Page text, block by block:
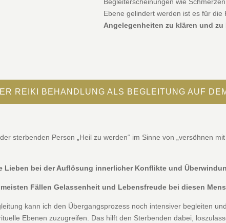
Ebene gelindert werden ist es für die
Angelegenheiten zu klären und zu
REIKI BEHANDLUNG ALS BEGLEITUNG AUF
sterbenden Person „Heil zu werden“ im Sinne von „versöhnen
Lieben bei der Auflösung innerlicher Konflikte und
Fällen Gelassenheit und Lebensfreude bei diesen
kann ich den Übergangsprozess noch intensiver begleiten
Ebenen zuzugreifen. Das hilft den Sterbenden dabei,